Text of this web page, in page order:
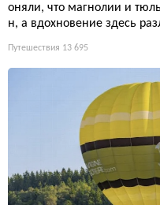
оняли, что магнолии и
н, а вдохновение здесь
Путешествия 13 695